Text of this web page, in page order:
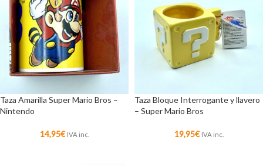
Taza Amarilla Super Mario Bros –
Nintendo
14,95€ IVA inc.
Taza Bloque Interrogante y llavero
– Super Mario Bros
19,95€ IVA inc.